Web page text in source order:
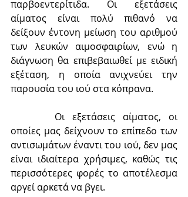
παρβοεντερίτιδα. Οι εξετάσεις
αίματος είναι πολύ πιθανό να
δείξουν έντονη μείωση του αριθμού
των λευκών αιμοσφαιρίων, ενώ η
διάγνωση θα επιβεβαιωθεί με ειδική
εξέταση, η οποία ανιχνεύει την
παρουσία του ιού στα κόπρανα.
οποίες μας δείχνουν το επίπεδο των
αντισωμάτων έναντι του ιού, δεν μας
είναι ιδιαίτερα χρήσιμες, καθώς τις
περισσότερες φορές το αποτέλεσμα
αργεί αρκετά να βγει.